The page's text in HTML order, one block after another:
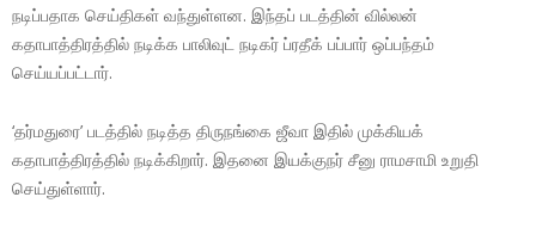
நடிப்பதாக செய்திகள் வந்துள்ளன. இந்தப் படத்தின் வில்லன்
கதாபாத்திரத்தில் நடிக்க பாலிவுட் நடிகர் ப்ரதீக் பப்பார் ஒப்பந்தம்
செய்யப்பட்டார்.
‘தர்மதுரை’ படத்தில் நடித்த திருநங்கை ஜீவா இதில் முக்கியக்
கதாபாத்திரத்தில் நடிக்கிறார். இதனை இயக்குநர் சீனு ராமசாமி உறுதி
செய்துள்ளார்.